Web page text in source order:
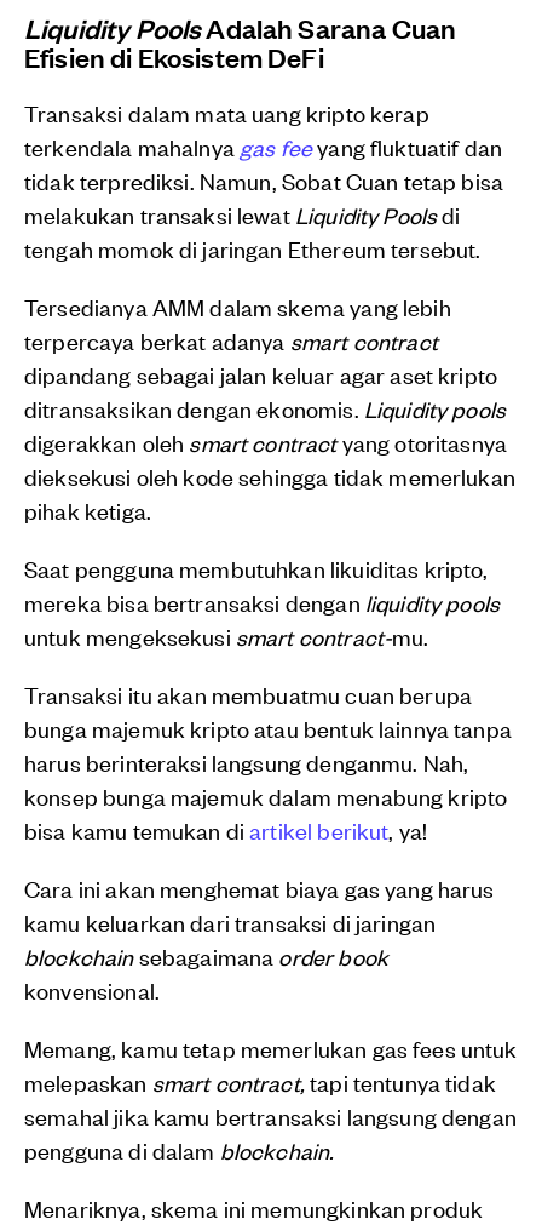
Liquidity PoolsAdalah Sarana Cuan
Efisien di Ekosistem DeFi
Transaksi dalam mata uang kripto kerap
terkendala mahalnya gas feeyang fluktuatif dan
tidak terprediksi. Namun, Sobat Cuan tetap bisa
melakukan transaksi lewat Liquidity Poolsdi
tengah momok di jaringan Ethereum tersebut.
Tersedianya AMM dalam skema yang lebih
terpercaya berkat adanya smart contract
dipandang sebagai jalan keluar agar aset kripto
ditransaksikan dengan ekonomis. Liquidity pools
digerakkan oleh smart contractyang otoritasnya
dieksekusi oleh kode sehingga tidak memerlukan
pihak ketiga.
Saat pengguna membutuhkan likuiditas kripto,
mereka bisa bertransaksi dengan liquidity pools
untuk mengeksekusi smart contract-mu.
Transaksi itu akan membuatmu cuan berupa
bunga majemuk kripto atau bentuk lainnya tanpa
harus berinteraksi langsung denganmu. Nah,
konsep bunga majemuk dalam menabung kripto
bisa kamu temukan diartikel berikut, ya!
Cara ini akan menghemat biaya gas yang harus
kamu keluarkan dari transaksi di jaringan
blockchainsebagaimana order book
konvensional.
Memang, kamu tetap memerlukan gas fees untuk
melepaskan smart contract,tapi tentunya tidak
semahal jika kamu bertransaksi langsung dengan
pengguna di dalam blockchain.
Menariknya, skema ini memungkinkan produk